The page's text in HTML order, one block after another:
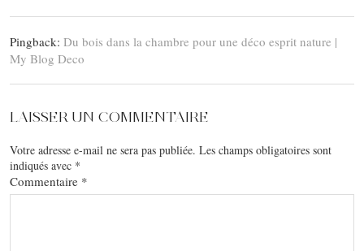
Pingback: Du bois dans la chambre pour une déco esprit nature |
My Blog Deco
LAISSER UN COMMENTAIRE
Votre adresse e-mail ne sera pas publiée. Les champs obligatoires sont
indiqués avec *
Commentaire *